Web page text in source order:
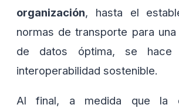
organización, hasta el
normas de transporte para
de datos óptima, se hace
interoperabilidad sostenible.
Al final, a medida que la